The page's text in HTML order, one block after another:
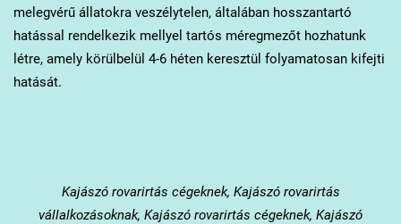
melegvérű állatokra veszélytelen, általában hosszantartó
hatással rendelkezik mellyel tartós méregmezőt hozhatunk
létre, amely körülbelül 4-6 héten keresztül folyamatosan kifejti
hatását.
Kajászórovarirtás cégeknek, Kajászó rovarirtás
vállalkozásoknak, Kajászó rovarirtás cégeknek, Kajászó